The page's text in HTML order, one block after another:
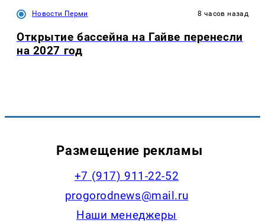
Новости Перми 8 часов назад
Открытие бассейна на Гайве перенесли
на 2027 год
Размещение рекламы
+7 (917) 911-22-52
progorodnews@mail.ru
Наши менеджеры